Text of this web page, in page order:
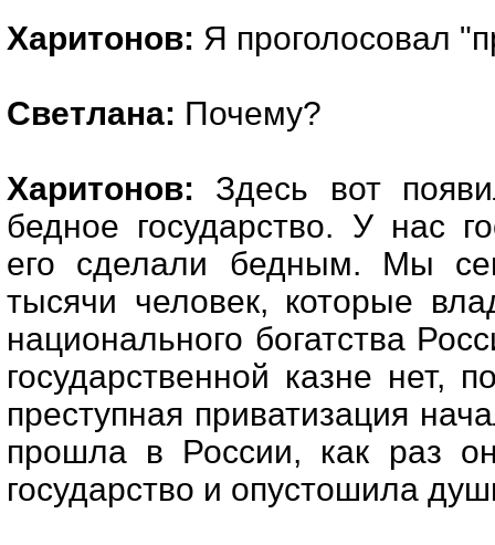
Харитонов: Я проголосовал
Светлана: Почему?
Харитонов: Здесь вот
бедное государство. У нас
его сделали бедным. Мы
тысячи человек, которые
национального богатства
государственной казне нет,
преступная приватизация
прошла в России, как раз
государство и опустошила